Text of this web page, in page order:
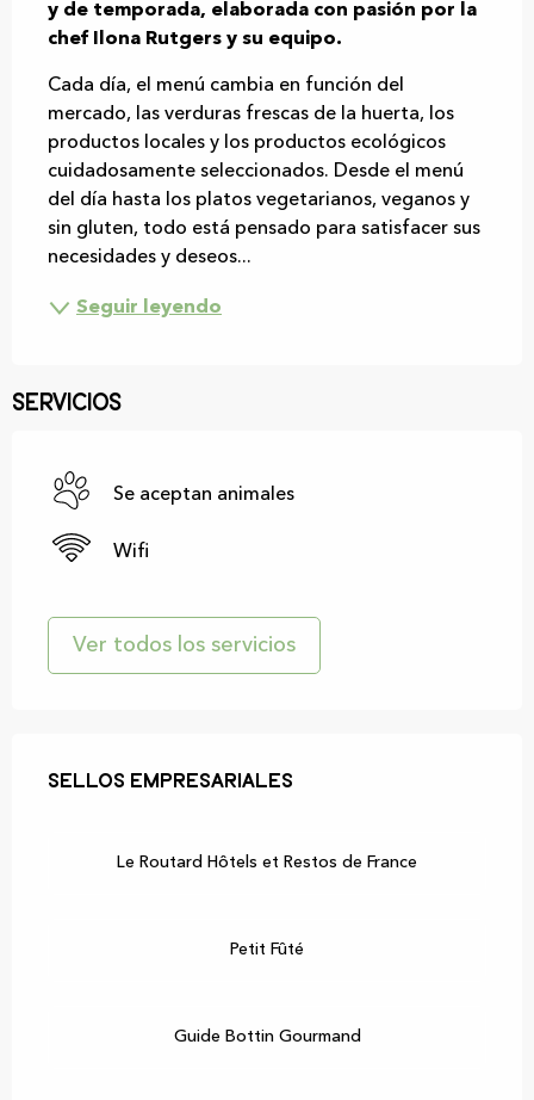
y de temporada, elaborada con pasión por la
chef Ilona Rutgers y su equipo.
Cada día, el menú cambia en función del
mercado, las verduras frescas de la huerta, los
productos locales y los productos ecológicos
cuidadosamente seleccionados. Desde el menú
del día hasta los platos vegetarianos, veganos y
sin gluten, todo está pensado para satisfacer sus
necesidades y deseos...
Seguir leyendo
Servicios
Se aceptan animales
Wifi
Ver todos los servicios
Sellos empresariales
Sellos empresariales
Le Routard Hôtels et Restos de France
Petit Fûté
Guide Bottin Gourmand